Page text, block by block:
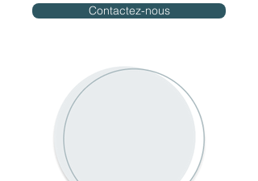
Contactez-nous